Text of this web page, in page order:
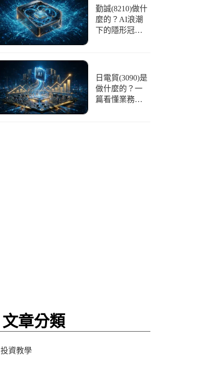
勤誠(8210)做什
麼的？AI浪潮
下的隱形冠
日電貿(3090)是
做什麼的？一
篇看懂業務、
文章分類
投資教學